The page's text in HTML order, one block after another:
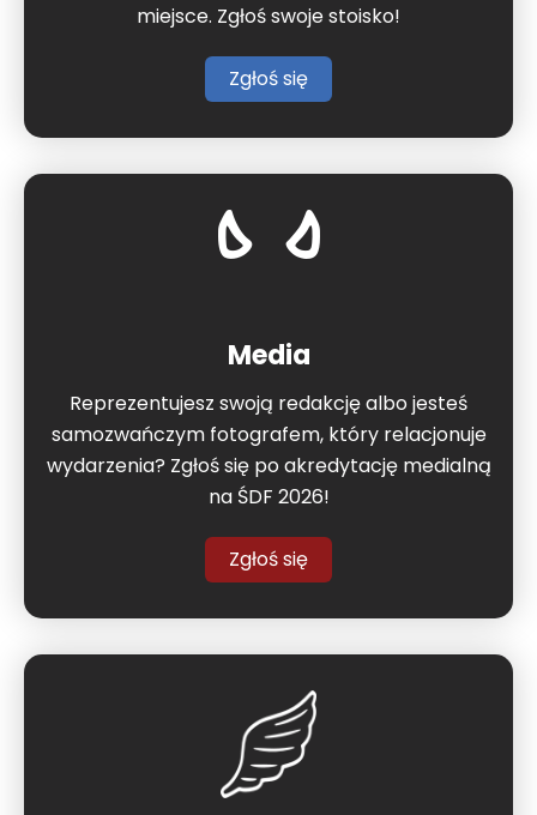
miejsce. Zgłoś swoje stoisko!
Zgłoś się
Media
Reprezentujesz swoją redakcję albo jesteś
samozwańczym fotografem, który relacjonuje
wydarzenia? Zgłoś się po akredytację medialną
na ŚDF 2026!
Zgłoś się